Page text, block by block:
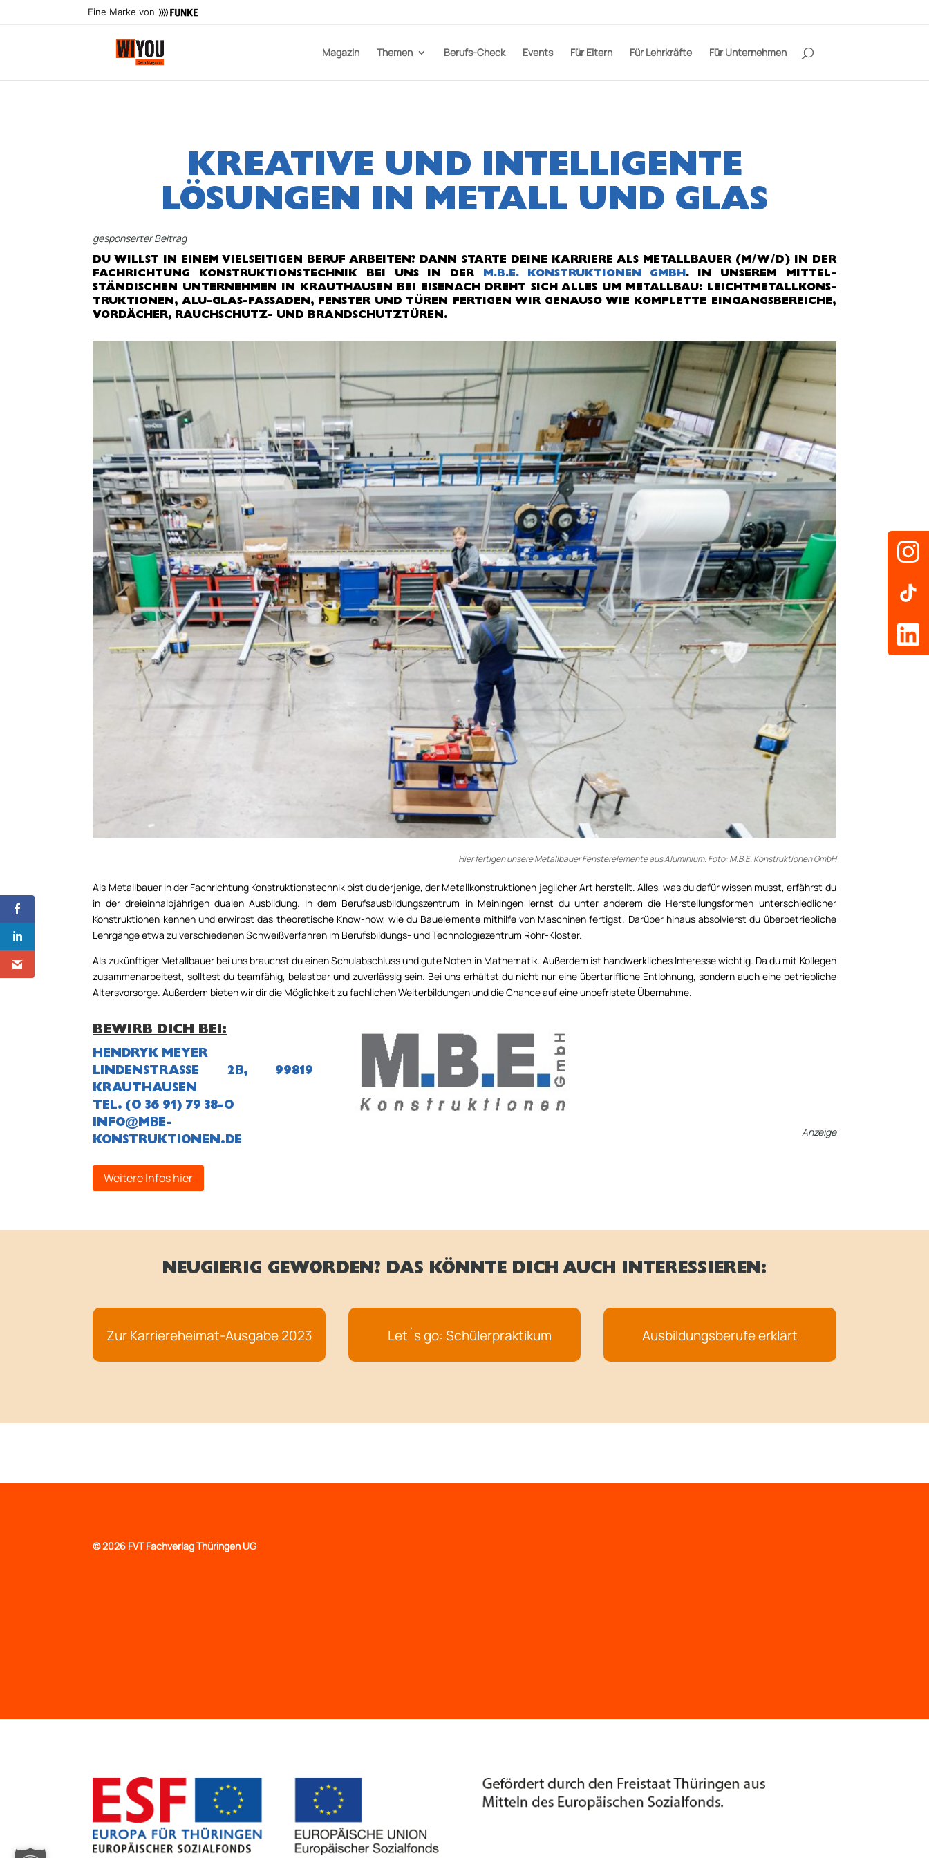
Eine Marke von
Magazin Themen Berufs-Check Events Für Eltern Für Lehrkräfte Für Unternehmen
KREATIVE UND INTELLIGENTE
LÖSUNGEN IN METALL UND GLAS
gesponserter Beitrag
DU WILLST IN EINEM VIELSEITIGEN BERUF ARBEITEN? DANN STARTE DEINE KARRIERE ALS METALLBAUER (M/W/D) IN DER
FACHRICHTUNG KONSTRUKTIONSTECHNIK BEI UNS IN DER M.B.E. KONSTRUKTIONEN GMBH. IN UNSEREM MITTEL­
STÄNDISCHEN UNTERNEHMEN IN KRAUTHAUSEN BEI EISENACH DREHT SICH ALLES UM METALL­BAU: LEICHT­METALL­KONS­
TRUKTIONEN, ALU-GLAS-FASSADEN, FENSTER UND TÜREN FERTIGEN WIR GENAUSO WIE KOMPLETTE EIN­GANGS­BEREICHE,
VORDÄCHER, RAUCH­SCHUTZ-­ UND BRANDSCHUTZTÜREN.
Hier fertigen unsere Metallbauer Fensterelemente aus Aluminium. Foto: M.B.E. Konstruktionen GmbH
Als Metallbauer in der Fachrichtung Konstruktionstechnik bist du derjenige, der Metallkonstruktionen jeglicher Art herstellt. Alles, was du dafür wissen musst, erfährst du
in der dreieinhalbjährigen dualen Ausbildung. In dem Berufsausbildungszentrum in Meiningen lernst du unter anderem die Herstellungsformen unterschiedlicher
Konstruktionen kennen und erwirbst das theoretische Know-how, wie du Bauelemente mithilfe von Maschinen fertigst. Darüber hinaus absolvierst du überbetriebliche
Lehrgänge etwa zu verschiedenen Schweiß­verfahren im Berufsbildungs- und Tech­nologie­zentrum Rohr-Kloster.
Als zukünftiger Metallbauer bei uns brauchst du einen Schulabschluss und gute Noten in Mathematik. Außerdem ist handwerkliches Interesse wichtig. Da du mit Kollegen
zusam­men­arbeitest, solltest du teamfähig, belastbar und zuverlässig sein. Bei uns erhältst du nicht nur eine übertarifliche Entlohnung, sondern auch eine betriebliche
Altersvorsorge. Außerdem bieten wir dir die Möglichkeit zu fachlichen Wei­terbildungen und die Chance auf eine unbe­fristete Übernahme.
BEWIRB DICH BEI:
HENDRYK MEYER
LINDENSTRASSE 2B, 99819 K
RAUTHAUSEN
TEL. (0 36 91) 79 38-0
INFO@MBE-
KONSTRUKTIONEN.DE
Weitere Infos hier
Anzeige
NEUGIERIG GEWORDEN? DAS KÖNNTE DICH AUCH INTERESSIEREN:
Zur Karriereheimat-Ausgabe 2023 Let´s go: Schülerpraktikum Ausbildungsberufe erklärt
©2026 FVT Fachverlag Thüringen UG